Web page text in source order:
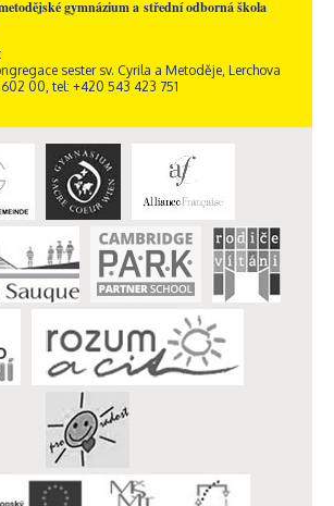
gymnázium a střední odborná škola
sester sv. Cyrila a Metoděje, Lerchova
00, tel: +420 543 423 751